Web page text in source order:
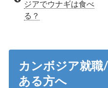
ジアでウナギは食べ
る？
カンボジア就
ある方へ